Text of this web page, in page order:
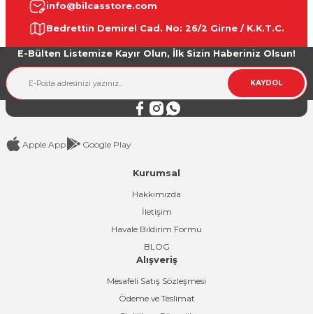
Ürün resmi kalitesiz, bozuk veya görüntülenemiyor.
Ürün açıklamasında eksik bilgiler bulunuyor.
Ürün bilgilerinde hatalar bulunuyor.
info@bilcasstore.com
Bedrettin Demirel Cad. No: 26/2 Girne / K.K.T.C.
E-Bülten Listemize Kayır Olun, İlk Sizin Haberiniz Olsun!
KAYDOL
Apple App Google Play
Kurumsal
Hakkımızda
İletişim
Havale Bildirim Formu
BLOG
Alışveriş
Mesafeli Satış Sözleşmesi
Ödeme ve Teslimat